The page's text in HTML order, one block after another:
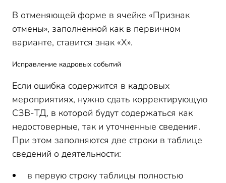
В отменяющей форме в ячейке «Признак
отмены», заполненной как в первичном
варианте, ставится знак «Х».
Исправление кадровых событий
Если ошибка содержится в кадровых
мероприятиях, нужно сдать корректирующую
СЗВ-ТД, в которой будут содержаться как
недостоверные, так и уточненные сведения.
При этом заполняются две строки в таблице
сведений о деятельности:
в первую строку таблицы полностью